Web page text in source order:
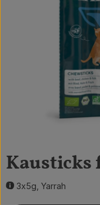
Obst & Gemüse
Vorratskammer
Frühstück
Süßes & Salziges
Der Betrieb
Kausticks
3x5g, Yarrah